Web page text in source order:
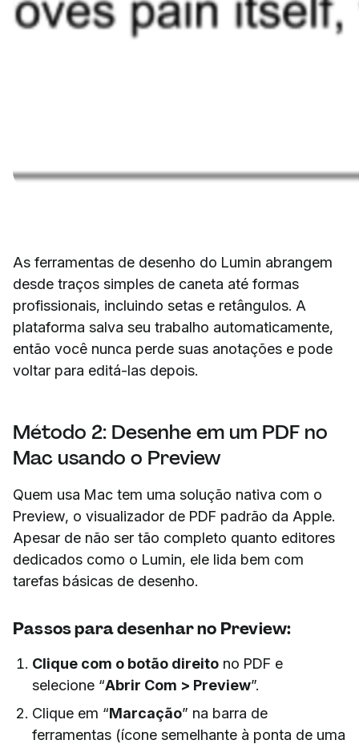
As ferramentas de desenho do Lumin abrangem
desde traços simples de caneta até formas
profissionais, incluindo setas e retângulos. A
plataforma salva seu trabalho automaticamente,
então você nunca perde suas anotações e pode
voltar para editá-las depois.
Método 2: Desenhe em um PDF no
Mac usando o Preview
Quem usa Mac tem uma solução nativa com o
Preview, o visualizador de PDF padrão da Apple.
Apesar de não ser tão completo quanto editores
dedicados como o Lumin, ele lida bem com
tarefas básicas de desenho.
Passos para desenhar no Preview:
Clique com o botão direito no PDF e
selecione “Abrir Com > Preview”.
Clique em “Marcação” na barra de
ferramentas (ícone semelhante à ponta de uma